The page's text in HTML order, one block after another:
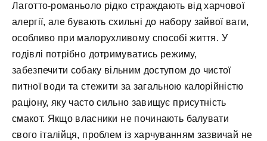
Лаготто-романьоло рідко страждають від харчової
алергії, але бувають схильні до набору зайвої ваги,
особливо при малорухливому способі життя. У
годівлі потрібно дотримуватись режиму,
забезпечити собаку вільним доступом до чистої
питної води та стежити за загальною калорійністю
раціону, яку часто сильно завищує присутність
смакот. Якщо власники не починають балувати
свого італійця, проблем із харчуванням зазвичай не